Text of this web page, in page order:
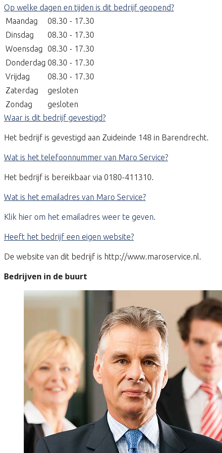
Op welke dagen en tijden is dit bedrijf geopend?
Maandag
08.30 - 17.30
Dinsdag
08.30 - 17.30
Woensdag
08.30 - 17.30
Donderdag 08.30 - 17.30
Vrijdag
08.30 - 17.30
Zaterdag
gesloten
Zondag
gesloten
Waar is dit bedrijf gevestigd?
Het bedrijf is gevestigd aan Zuideinde 148 in Barendrecht.
Wat is het telefoonnummer van Maro Service?
Het bedrijf is bereikbaar via 0180-411310.
Wat is het emailadres van Maro Service?
Klik hier om het emailadres weer te geven.
Heeft het bedrijf een eigen website?
De website van dit bedrijf is http://www.maroservice.nl.
Bedrijven in de buurt